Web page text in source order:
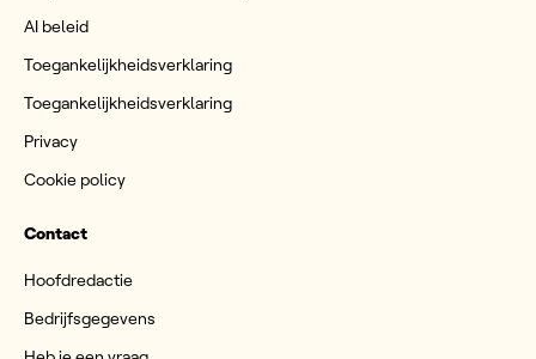
AI beleid
Toegankelijkheidsverklaring
Toegankelijkheidsverklaring
Privacy
Cookie policy
Contact
Hoofdredactie
Bedrijfsgegevens